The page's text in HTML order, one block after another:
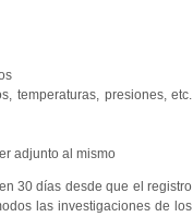
temperaturas, presiones, etc.
adjunto al mismo
30 días desde que el registro
las investigaciones de los